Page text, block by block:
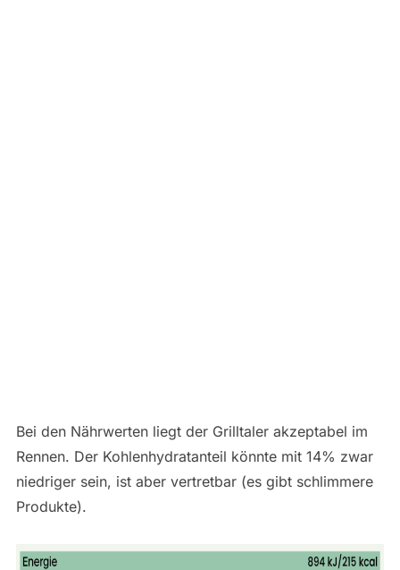
Bei den Nährwerten liegt der Grilltaler akzeptabel im
Rennen. Der Kohlenhydratanteil könnte mit 14% zwar
niedriger sein, ist aber vertretbar (es gibt schlimmere
Produkte).